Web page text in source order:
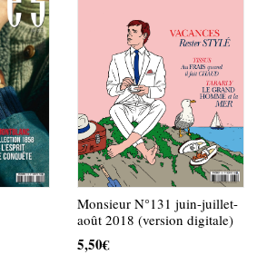
Monsieur N°131 juin-juillet-
août 2018 (version digitale)
5,50€